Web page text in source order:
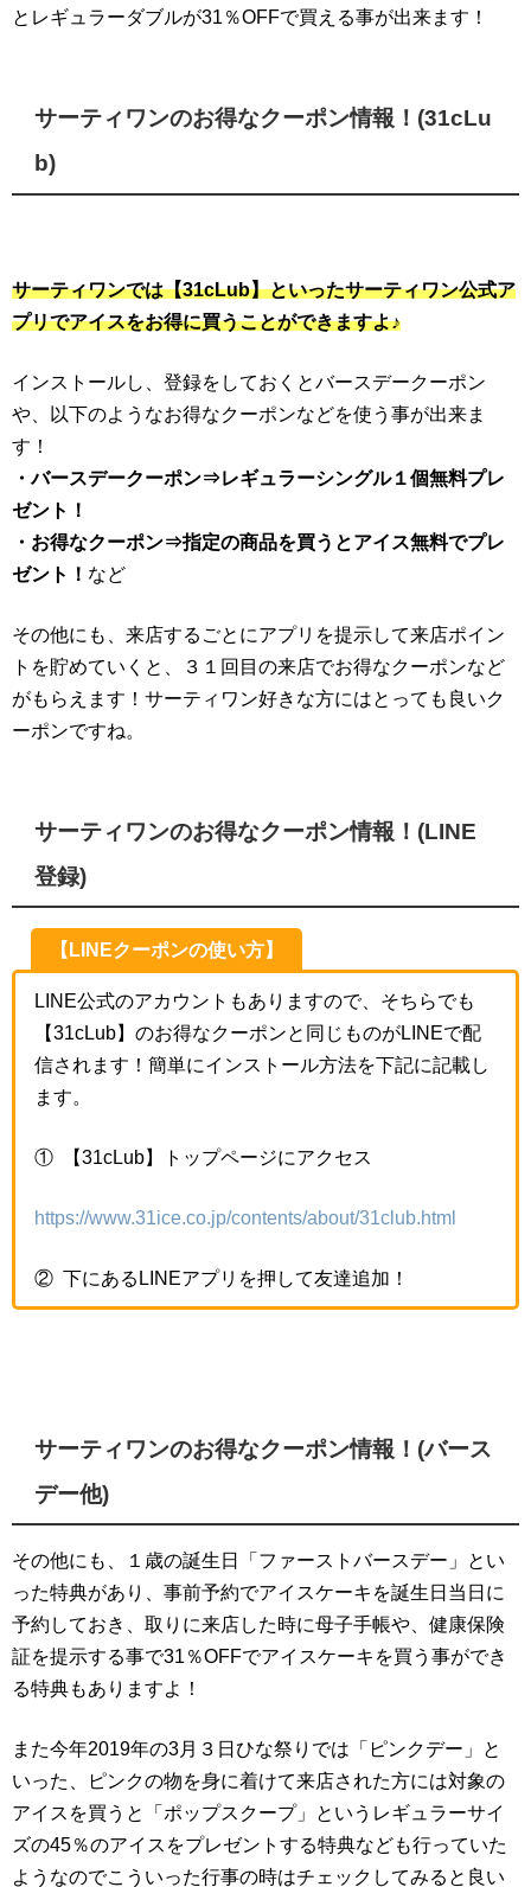
とレギュラーダブルが31％OFFで買える事が出来ます！
サーティワンのお得なクーポン情報！(31cLu
b)
サーティワンでは【31cLub】といったサーティワン公式ア
プリでアイスをお得に買うことができますよ♪
インストールし、登録をしておくとバースデークーポン
や、以下のようなお得なクーポンなどを使う事が出来ま
す！
・バースデークーポン⇒レギュラーシングル１個無料プレ
ゼント！
・お得なクーポン⇒指定の商品を買うとアイス無料でプレ
ゼント！ など
その他にも、来店するごとにアプリを提示して来店ポイン
トを貯めていくと、３１回目の来店でお得なクーポンなど
がもらえます！サーティワン好きな方にはとっても良いク
ーポンですね。
サーティワンのお得なクーポン情報！(LINE
登録)
【LINEクーポンの使い方】
LINE公式のアカウントもありますので、そちらでも
【31cLub】のお得なクーポンと同じものがLINEで配
信されます！簡単にインストール方法を下記に記載し
ます。
① 【31cLub】トップページにアクセス
https://www.31ice.co.jp/contents/about/31club.html
② 下にあるLINEアプリを押して友達追加！
サーティワンのお得なクーポン情報！(バース
デー他)
その他にも、１歳の誕生日「ファーストバースデー」とい
った特典があり、事前予約でアイスケーキを誕生日当日に
予約しておき、取りに来店した時に母子手帳や、健康保険
証を提示する事で31％OFFでアイスケーキを買う事ができ
る特典もありますよ！
また今年2019年の3月３日ひな祭りでは「ピンクデー」と
いった、ピンクの物を身に着けて来店された方には対象の
アイスを買うと「ポップスクープ」というレギュラーサイ
ズの45％のアイスをプレゼントする特典なども行っていた
ようなのでこういった行事の時はチェックしてみると良い